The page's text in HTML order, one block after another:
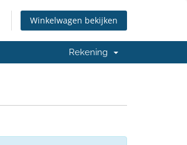
Winkelwagen bekijken
Rekening